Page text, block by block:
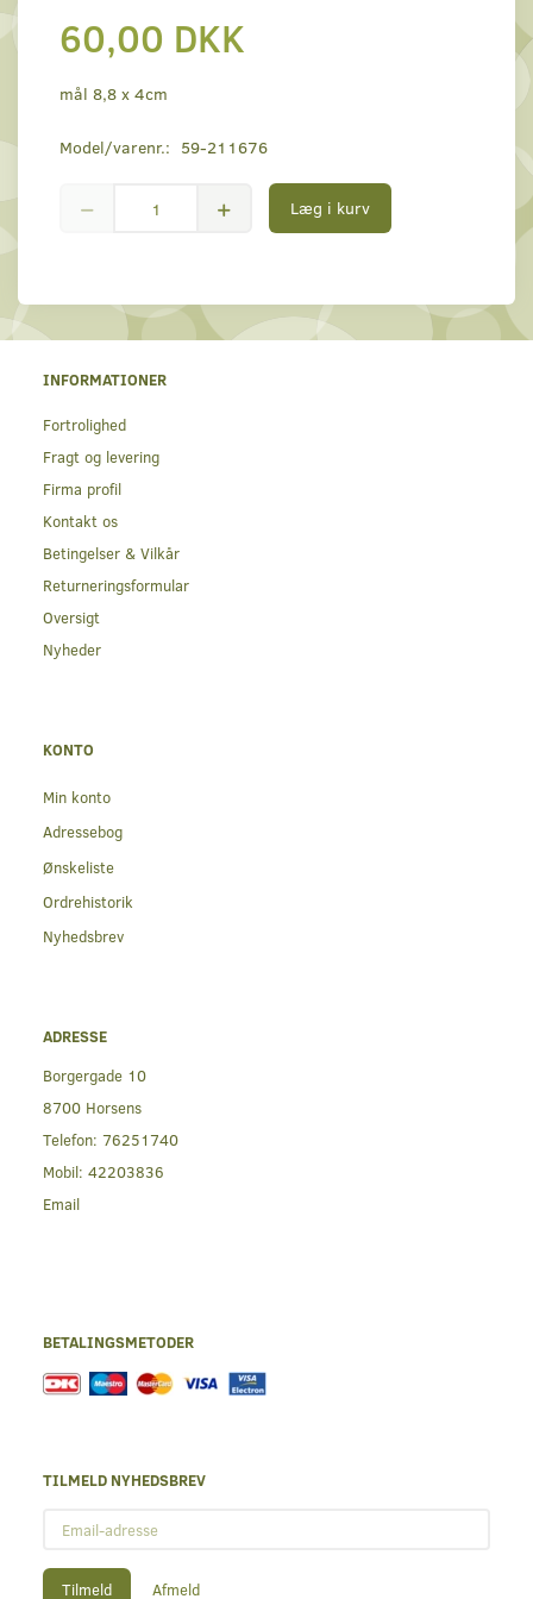
60,00 DKK
mål 8,8 x 4cm
Model/varenr.: 59-211676
Læg i kurv
INFORMATIONER
Fortrolighed
Fragt og levering
Firma profil
Kontakt os
Betingelser & Vilkår
Returneringsformular
Oversigt
Nyheder
KONTO
Min konto
Adressebog
Ønskeliste
Ordrehistorik
Nyhedsbrev
ADRESSE
Borgergade 10
8700 Horsens
Telefon: 76251740
Mobil: 42203836
Email
BETALINGSMETODER
TILMELD NYHEDSBREV
adresse
Tilmeld Afmeld